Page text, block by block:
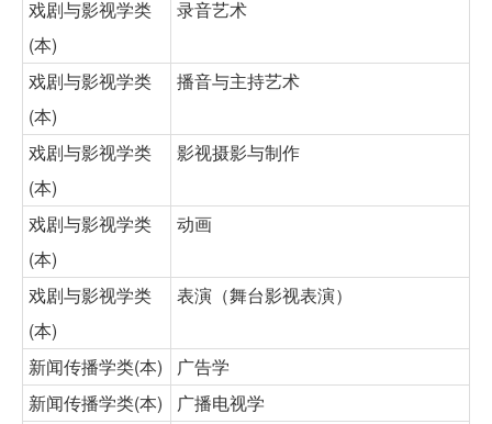
戏剧与影视学类
(本)
录音艺术
戏剧与影视学类
(本)
播音与主持艺术
戏剧与影视学类
(本)
影视摄影与制作
戏剧与影视学类
(本)
动画
戏剧与影视学类
(本)
表演（舞台影视表演）
新闻传播学类(本)
广告学
新闻传播学类(本)
广播电视学